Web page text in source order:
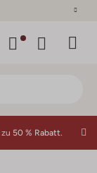
50 % Rabatt.